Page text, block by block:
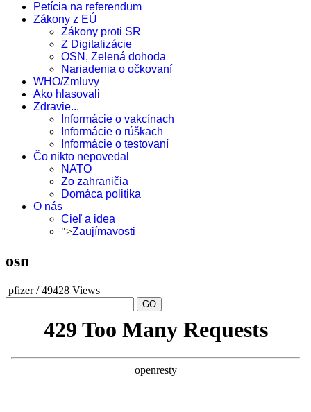
Petícia na referendum
Zákony z EÚ
Zákony proti SR
Z Digitalizácie
OSN, Zelená dohoda
Nariadenia o očkovaní
WHO/Zmluvy
Ako hlasovali
Zdravie...
Informácie o vakcínach
Informácie o rúškach
Informácie o testovaní
Čo nikto nepovedal
NATO
Zo zahraničia
Domáca politika
O nás
Cieľ a idea
">Zaujímavosti
osn
pfizer/49428 Views
GO